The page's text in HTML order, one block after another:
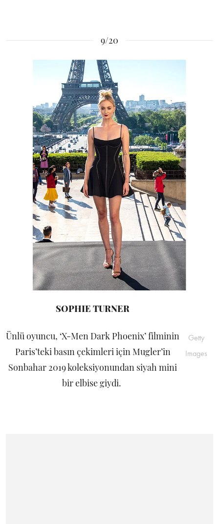
9/20
SOPHIE TURNER
Ünlü oyuncu, ‘X-Men Dark Phoenix’ filminin
Paris’teki basın çekimleri için Mugler’in
Sonbahar 2019 koleksiyonundan siyah mini
bir elbise giydi.
Getty
Images